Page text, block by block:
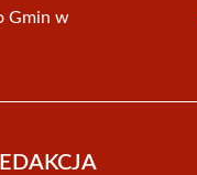
Gmin w